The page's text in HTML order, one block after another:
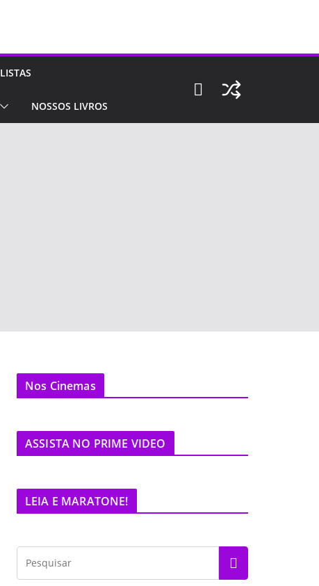
LISTAS
NOSSOS LIVROS
Nos Cinemas
ASSISTA NO PRIME VIDEO
LEIA E MARATONE!